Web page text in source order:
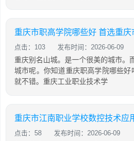
点击：103 发布时间：2026-06-09
重庆别名山城。是一个很美的城市。
城市呢。你知道重庆职高学院哪些
就不错。重庆工业职业技术学
重庆市江南职业学校数控技术应
点击：58 发布时间：2026-06-09